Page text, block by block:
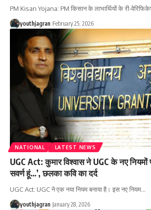
PM Kisan Yojana: PM किसान के लाभार्थियों के री-
youthjagran February 25, 2026
NATIONAL LATEST NEWS
UGC Act: कुमार विश्वास ने UGC के नए नियमों
सवर्ण हूं…’, छलका कवि का दर्द
UGC Act: UGC ने एक नया नियम बनाया है। इस नए नियम…
youthjagran January 28, 2026